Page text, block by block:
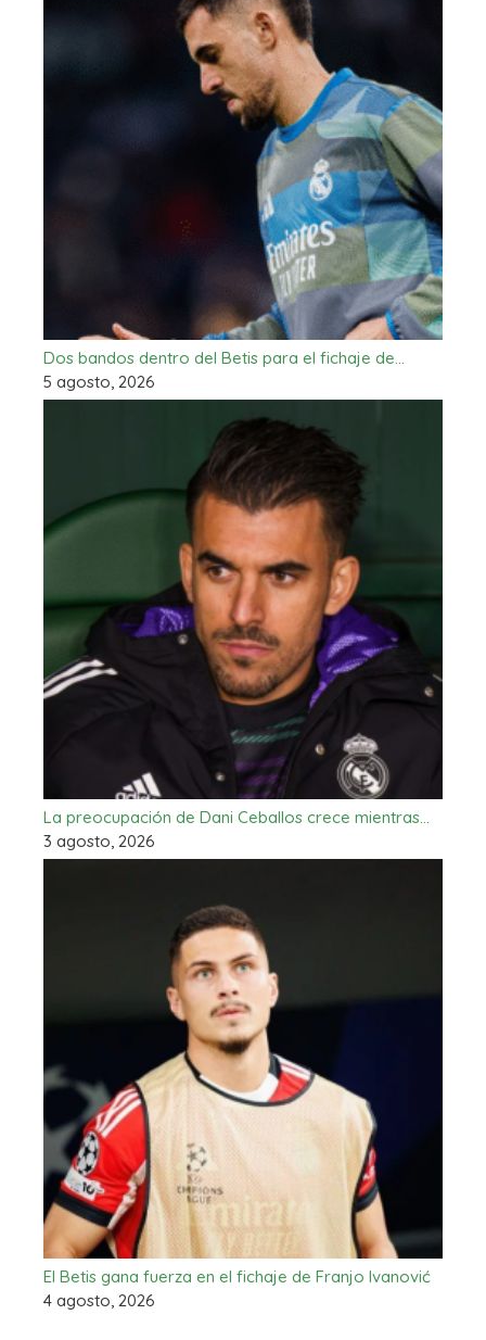
Dos bandos dentro del Betis para el fichaje de…
5 agosto, 2026
La preocupación de Dani Ceballos crece mientras…
3 agosto, 2026
El Betis gana fuerza en el fichaje de Franjo Ivanović
4 agosto, 2026